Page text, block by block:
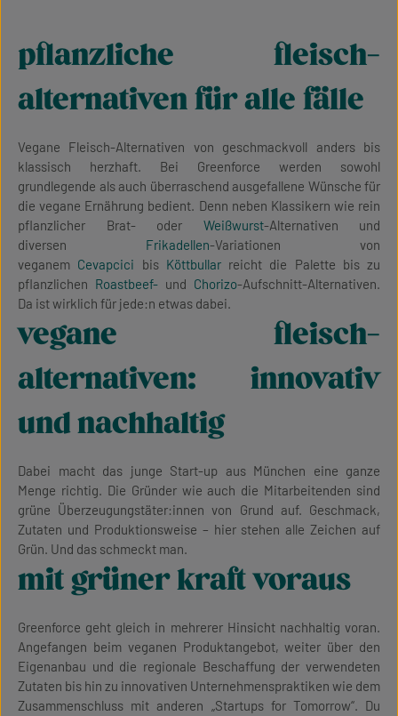
pflanzliche fleisch-
alternativen für alle fälle
Vegane Fleisch-Alternativen von geschmackvoll anders bis
klassisch herzhaft. Bei Greenforce werden sowohl
grundlegende als auch überraschend ausgefallene Wünsche für
die vegane Ernährung bedient. Denn neben Klassikern wie rein
pflanzlicher Brat- oder Weißwurst-Alternativen und
diversen Frikadellen-Variationen von
veganem Cevapcici bis Köttbullarreicht die Palette bis zu
pflanzlichen Roastbeef- und Chorizo-Aufschnitt-Alternativen.
Da ist wirklich für jede:n etwas dabei.
vegane fleisch-
alternativen: innovativ
und nachhaltig
Dabei macht das junge Start-up aus München eine ganze
Menge richtig. Die Gründer wie auch die Mitarbeitenden sind
grüne Überzeugungstäter:innen von Grund auf. Geschmack,
Zutaten und Produktionsweise – hier stehen alle Zeichen auf
Grün. Und das schmeckt man.
mit grüner kraft voraus
Greenforce geht gleich in mehrerer Hinsicht nachhaltig voran.
Angefangen beim veganen Produktangebot, weiter über den
Eigenanbau und die regionale Beschaffung der verwendeten
Zutaten bis hin zu innovativen Unternehmenspraktiken wie dem
Zusammenschluss mit anderen „Startups for Tomorrow“. Du